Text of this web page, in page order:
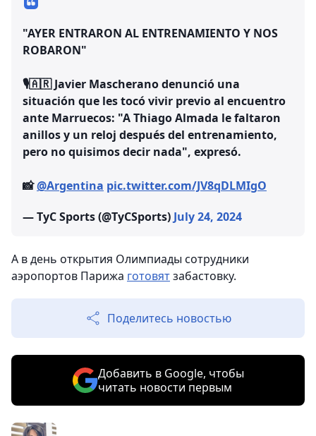
"AYER ENTRARON AL ENTRENAMIENTO Y NOS
ROBARON"
🎙️🇦🇷 Javier Mascherano denunció una
situación que les tocó vivir previo al encuentro
ante Marruecos: "A Thiago Almada le faltaron
anillos y un reloj después del entrenamiento,
pero no quisimos decir nada", expresó.
📸@Argentina pic.twitter.com/JV8qDLMIgO
— TyC Sports (@TyCSports) July 24, 2024
А в день открытия Олимпиады сотрудники
аэропортов Парижа готовятзабастовку.
Поделитесь новостью
Добавить в Google, чтобы
читать новости первым